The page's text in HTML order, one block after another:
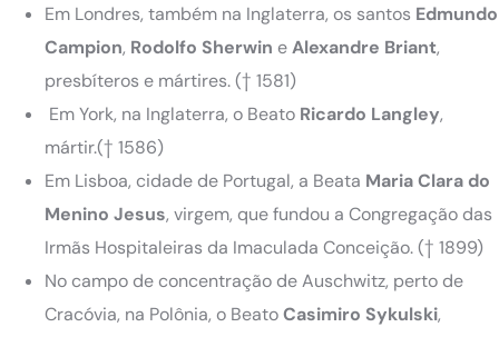
Em Londres, também na Inglaterra, os santos Edmundo
Campion, Rodolfo Sherwin eAlexandre Briant,
presbíteros e mártires.(† 1581)
Em York, na Inglaterra, o Beato Ricardo Langley,
mártir.(† 1586)
Em Lisboa, cidade de Portugal, a Beata Maria Clara do
Menino Jesus, virgem, que fundou a Congregação das
Irmãs Hospitaleiras da Imaculada Conceição.(† 1899)
No campo de concentração de Auschwitz, perto de
Cracóvia, na Polônia, o BeatoCasimiro Sykulski,